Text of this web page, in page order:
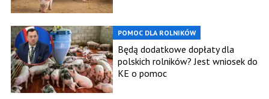
POMOC DLA ROLNIKÓW
Będą dodatkowe dopłaty dla
polskich rolników? Jest wniosek do
KE o pomoc